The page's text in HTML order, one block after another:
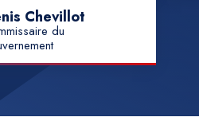
Chevillot
du